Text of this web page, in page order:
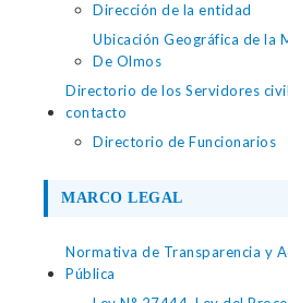
Dirección de la entidad
Ubicación Geográfica de la
De Olmos
Directorio de los Servidores
contacto
Directorio de Funcionarios
MARCO LEGAL
Normativa de Transparencia y
Pública